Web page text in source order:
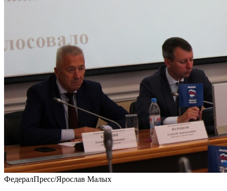
ФедералПресс/Ярослав Малых